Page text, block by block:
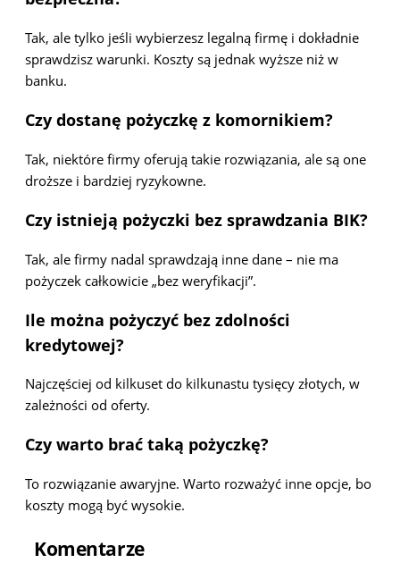
Tak, ale tylko jeśli wybierzesz legalną firmę i dokładnie
sprawdzisz warunki. Koszty są jednak wyższe niż w
banku.
Czy dostanę pożyczkę z komornikiem?
Tak, niektóre firmy oferują takie rozwiązania, ale są one
droższe i bardziej ryzykowne.
Czy istnieją pożyczki bez sprawdzania BIK?
Tak, ale firmy nadal sprawdzają inne dane – nie ma
pożyczek całkowicie „bez weryfikacji”.
Ile można pożyczyć bez zdolności
kredytowej?
Najczęściej od kilkuset do kilkunastu tysięcy złotych, w
zależności od oferty.
Czy warto brać taką pożyczkę?
To rozwiązanie awaryjne. Warto rozważyć inne opcje, bo
koszty mogą być wysokie.
Komentarze